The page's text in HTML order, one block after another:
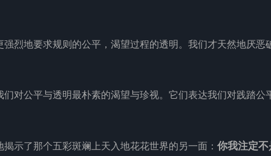
烈地要求规则的公平，渴望过程的透明。我们才天然地厌恶
对公平与透明最朴素的渴望与珍视。它们表达我们对践踏公
示了那个五彩斑斓上天入地花花世界的另一面： 你我注定不